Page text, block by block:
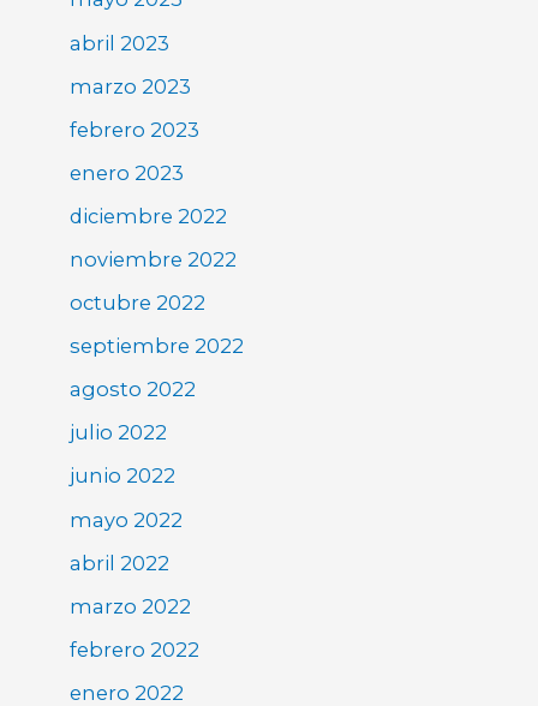
abril 2023
marzo 2023
febrero 2023
enero 2023
diciembre 2022
noviembre 2022
octubre 2022
septiembre 2022
agosto 2022
julio 2022
junio 2022
mayo 2022
abril 2022
marzo 2022
febrero 2022
enero 2022